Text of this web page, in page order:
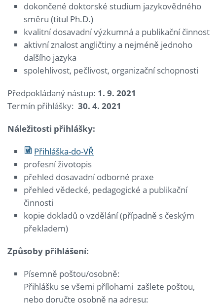
dokončené doktorské studium jazykovědného
směru (titul Ph.D.)
kvalitní dosavadní výzkumná a publikační činnost
aktivní znalost angličtiny a nejméně jednoho
dalšího jazyka
spolehlivost, pečlivost, organizační schopnosti
Předpokládaný nástup: 1. 9. 2021
Termín přihlášky: 30. 4. 2021
Náležitosti přihlášky:
Přihláška-do-VŘ
profesní životopis
přehled dosavadní odborné praxe
přehled vědecké, pedagogické a publikační
činnosti
kopie dokladů o vzdělání (případně s českým
překladem)
Způsoby přihlášení:
Písemně poštou/osobně:
Přihlášku se všemi přílohami zašlete poštou,
nebo doručte osobně na adresu: